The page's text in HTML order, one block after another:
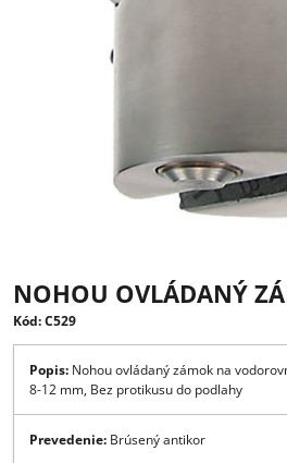
NOHOU
Kód: C529